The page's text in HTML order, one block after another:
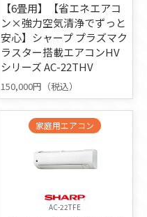
【6畳用】【省エネエアコ
ン×強力空気清浄でずっと
安心】シャープ プラズマク
ラスター搭載エアコンHV
シリーズ AC-22THV
150,000円（税込）
家庭用エアコン
AC-22TFE